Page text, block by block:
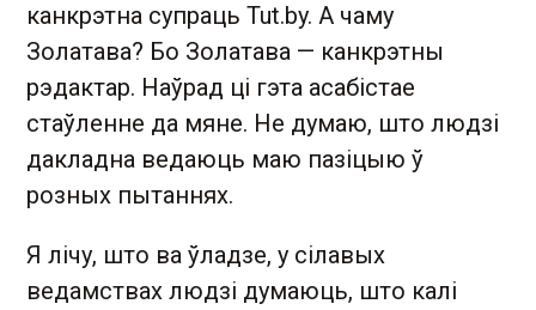
канкрэтна супраць Tut.by. А чаму
Золатава? Бо Золатава — канкрэтны
рэдактар. Наўрад ці гэта асабістае
стаўленне да мяне. Не думаю, што людзі
дакладна ведаюць маю пазіцыю ў
розных пытаннях.
Я лічу, што ва ўладзе, у сілавых
ведамствах людзі думаюць, што калі